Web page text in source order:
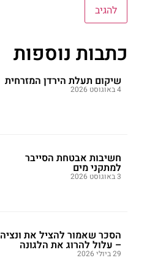
כתבות נוספות
שיקום תעלת הירדן המזרחית
4 באוגוסט 2026
חשיבות אבטחת הסייבר
למתקני מים
3 באוגוסט 2026
הסכר שאמור להציל את ונציה
– עלול להרוג את הלגונה
29 ביולי 2026